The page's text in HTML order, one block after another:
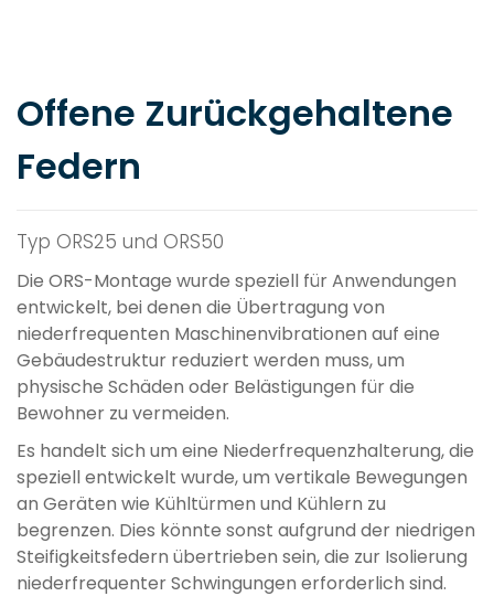
Offene Zurückgehaltene
Federn
Typ ORS25 und ORS50
Die ORS-Montage wurde speziell für Anwendungen
entwickelt, bei denen die Übertragung von
niederfrequenten Maschinenvibrationen auf eine
Gebäudestruktur reduziert werden muss, um
physische Schäden oder Belästigungen für die
Bewohner zu vermeiden.
Es handelt sich um eine Niederfrequenzhalterung, die
speziell entwickelt wurde, um vertikale Bewegungen
an Geräten wie Kühltürmen und Kühlern zu
begrenzen. Dies könnte sonst aufgrund der niedrigen
Steifigkeitsfedern übertrieben sein, die zur Isolierung
niederfrequenter Schwingungen erforderlich sind.